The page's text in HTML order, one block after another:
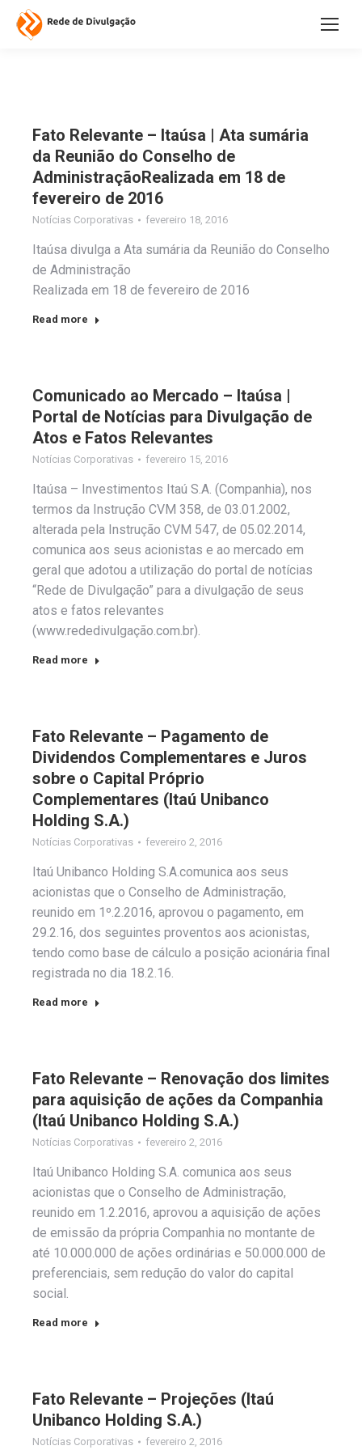
Fato Relevante – Itaúsa | Ata sumária
da Reunião do Conselho de
AdministraçãoRealizada em 18 de
fevereiro de 2016
Notícias Corporativas fevereiro 18, 2016
Itaúsa divulga a Ata sumária da Reunião do Conselho
de Administração
Realizada em 18 de fevereiro de 2016
Read more
Comunicado ao Mercado – Itaúsa |
Portal de Notícias para Divulgação de
Atos e Fatos Relevantes
Notícias Corporativas fevereiro 15, 2016
Itaúsa – Investimentos Itaú S.A. (Companhia), nos
termos da Instrução CVM 358, de 03.01.2002,
alterada pela Instrução CVM 547, de 05.02.2014,
comunica aos seus acionistas e ao mercado em
geral que adotou a utilização do portal de notícias
“Rede de Divulgação” para a divulgação de seus
atos e fatos relevantes
(www.rededivulgação.com.br).
Read more
Fato Relevante – Pagamento de
Dividendos Complementares e Juros
sobre o Capital Próprio
Complementares (Itaú Unibanco
Holding S.A.)
Notícias Corporativas fevereiro 2, 2016
Itaú Unibanco Holding S.A.comunica aos seus
acionistas que o Conselho de Administração,
reunido em 1º.2.2016, aprovou o pagamento, em
29.2.16, dos seguintes proventos aos acionistas,
tendo como base de cálculo a posição acionária final
registrada no dia 18.2.16.
Read more
Fato Relevante – Renovação dos limites
para aquisição de ações da Companhia
(Itaú Unibanco Holding S.A.)
Notícias Corporativas fevereiro 2, 2016
Itaú Unibanco Holding S.A. comunica aos seus
acionistas que o Conselho de Administração,
reunido em 1.2.2016, aprovou a aquisição de ações
de emissão da própria Companhia no montante de
até 10.000.000 de ações ordinárias e 50.000.000 de
preferenciais, sem redução do valor do capital
social.
Read more
Fato Relevante – Projeções (Itaú
Unibanco Holding S.A.)
Notícias Corporativas fevereiro 2, 2016